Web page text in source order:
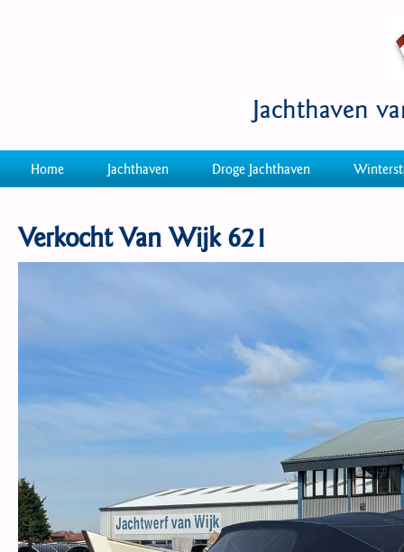
Jachthaven
Home Jachthaven Droge Jachthaven
Verkocht Van Wijk 621